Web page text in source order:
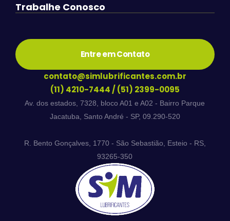
Trabalhe Conosco
Entre em Contato
contato@simlubrificantes.com.br
(11) 4210-7444 / (51) 2399-0095
Av. dos estados, 7328, bloco A01 e A02 - Bairro Parque
Jacatuba, Santo André - SP, 09.290-520
R. Bento Gonçalves, 1770 - São Sebastião, Esteio - RS,
93265-350